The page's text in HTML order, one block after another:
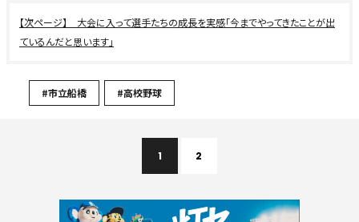
大会に入って選手たちの成長を実感「今までやってきたことが出
ているんだと思います」
#市立船橋 #高校野球
1 2